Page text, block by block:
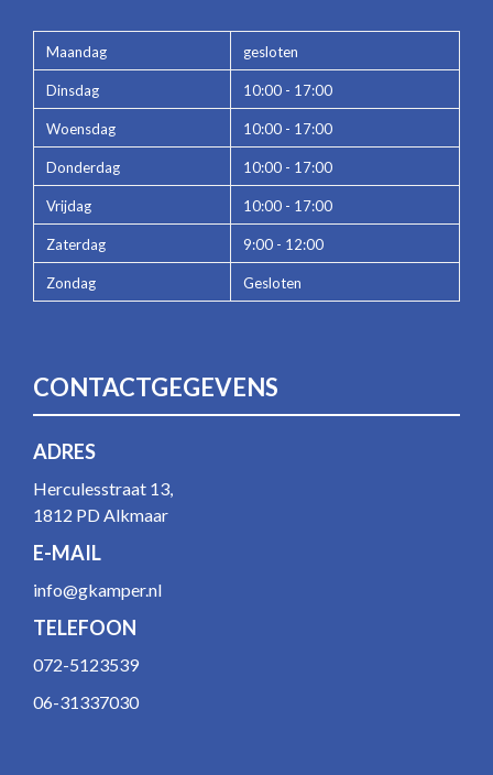
Maandag gesloten
Dinsdag 10:00 - 17:00
Woensdag 10:00 - 17:00
Donderdag 10:00 - 17:00
Vrijdag 10:00 - 17:00
Zaterdag 9:00 - 12:00
Zondag Gesloten
CONTACTGEGEVENS
ADRES
Herculesstraat 13,
1812 PD Alkmaar
E-MAIL
info@gkamper.nl
TELEFOON
072-5123539
06-31337030